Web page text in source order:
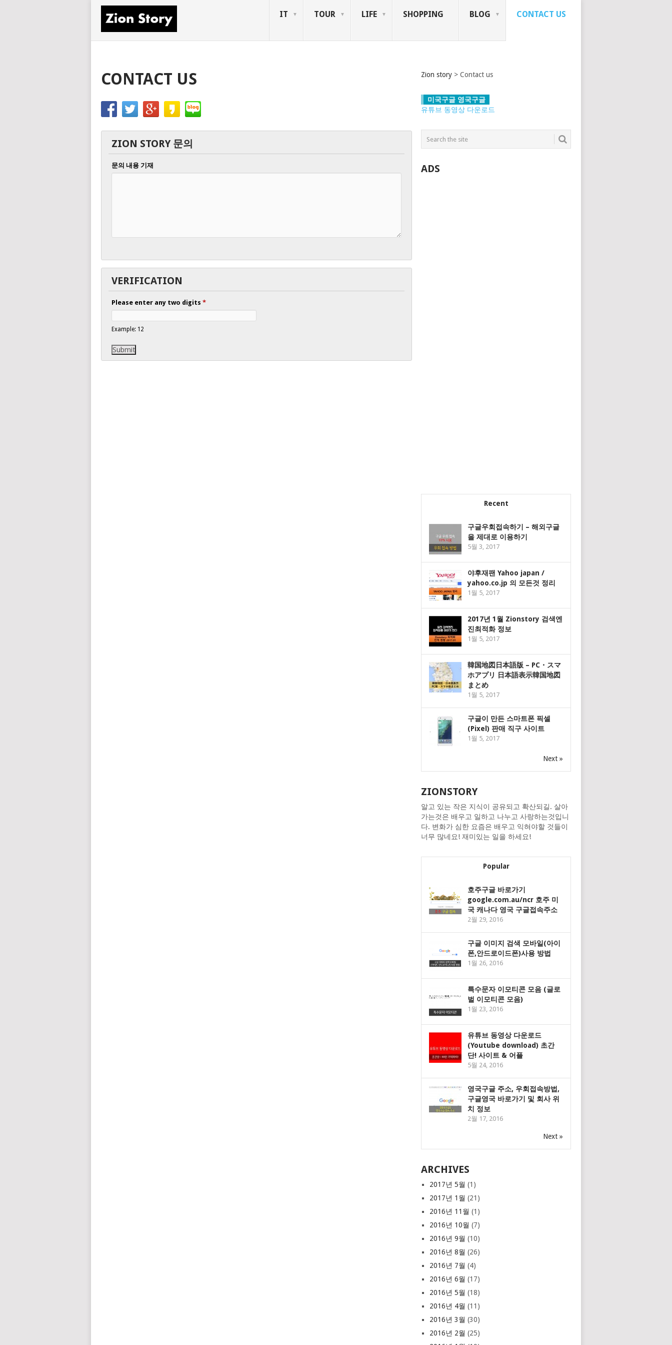
IT TOUR LIFE SHOPPING BLOG CONTACT US
CONTACT US
ZION STORY 문의
문의 내용 기재
VERIFICATION
Please enter any two digits *
Example: 12
Zion story > Contact us
미국구글 영국구글
유튜브 동영상 다운로드
ADS
Recent
구글우회접속하기 – 해외구글
을 제대로 이용하기
5월 3, 2017
야후재팬 Yahoo japan /
yahoo.co.jp 의 모든것 정리
1월 5, 2017
2017년 1월 Zionstory 검색엔
진최적화 정보
1월 5, 2017
韓国地図日本語版 – PC・スマ
ホアプリ 日本語表示韓国地図
まとめ
1월 5, 2017
구글이 만든 스마트폰 픽셀
(Pixel) 판매 직구 사이트
1월 5, 2017
Next »
ZIONSTORY
알고 있는 작은 지식이 공유되고 확산되길. 살아
가는것은 배우고 일하고 나누고 사랑하는것입니
다. 변화가 심한 요즘은 배우고 익혀야할 것들이
너무 많네요! 재미있는 일을 하세요!
Popular
호주구글 바로가기
google.com.au/ncr 호주 미
국 캐나다 영국 구글접속주소
2월 29, 2016
구글 이미지 검색 모바일(아이
폰,안드로이드폰)사용 방법
1월 26, 2016
특수문자 이모티콘 모음 (글로
벌 이모티콘 모음)
1월 23, 2016
유튜브 동영상 다운로드
(Youtube download) 초간
단! 사이트 & 어플
5월 24, 2016
영국구글 주소, 우회접속방법,
구글영국 바로가기 및 회사 위
치 정보
2월 17, 2016
Next »
ARCHIVES
2017년 5월 (1)
2017년 1월 (21)
2016년 11월 (1)
2016년 10월 (7)
2016년 9월 (10)
2016년 8월 (26)
2016년 7월 (4)
2016년 6월 (17)
2016년 5월 (18)
2016년 4월 (11)
2016년 3월 (30)
2016년 2월 (25)